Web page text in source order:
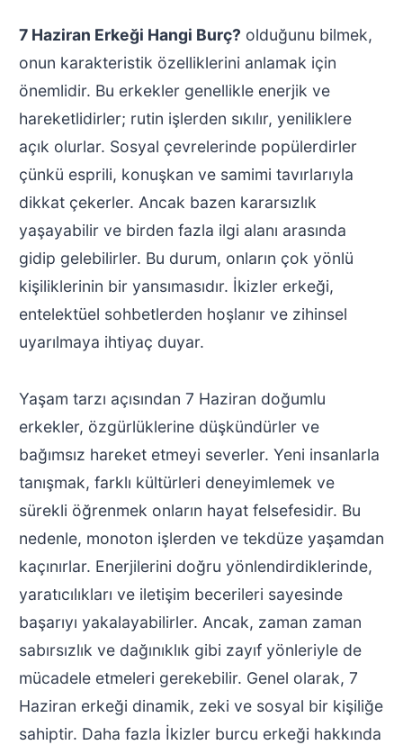
7 Haziran Erkeği Hangi Burç? olduğunu bilmek,
onun karakteristik özelliklerini anlamak için
önemlidir. Bu erkekler genellikle enerjik ve
hareketlidirler; rutin işlerden sıkılır, yeniliklere
açık olurlar. Sosyal çevrelerinde popülerdirler
çünkü esprili, konuşkan ve samimi tavırlarıyla
dikkat çekerler. Ancak bazen kararsızlık
yaşayabilir ve birden fazla ilgi alanı arasında
gidip gelebilirler. Bu durum, onların çok yönlü
kişiliklerinin bir yansımasıdır. İkizler erkeği,
entelektüel sohbetlerden hoşlanır ve zihinsel
uyarılmaya ihtiyaç duyar.
Yaşam tarzı açısından 7 Haziran doğumlu
erkekler, özgürlüklerine düşkündürler ve
bağımsız hareket etmeyi severler. Yeni insanlarla
tanışmak, farklı kültürleri deneyimlemek ve
sürekli öğrenmek onların hayat felsefesidir. Bu
nedenle, monoton işlerden ve tekdüze yaşamdan
kaçınırlar. Enerjilerini doğru yönlendirdiklerinde,
yaratıcılıkları ve iletişim becerileri sayesinde
başarıyı yakalayabilirler. Ancak, zaman zaman
sabırsızlık ve dağınıklık gibi zayıf yönleriyle de
mücadele etmeleri gerekebilir. Genel olarak, 7
Haziran erkeği dinamik, zeki ve sosyal bir kişiliğe
sahiptir. Daha fazla İkizler burcu erkeği hakkında